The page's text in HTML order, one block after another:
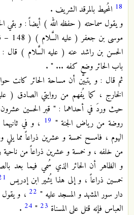
18 المُحيط بالمرقد الشريف .
و يقول سماحته ( حفظه الله ) أيضاً : و بقي
الحسن بن راشد عنه ( عليه السَّلام ) قال
باب الحائر وضع كفه ... " .
الخارج ، كما يُفهم من روايتي الصادق (
حيث وردَ في أحداهما : " قبر الحسين
روضة من رياض الجنة " 19 ، و في
اليوم ، فامسح خمسة و عشرين ذراعاً مما
من خلفه ، و خمسة و عشرين ذراعاً من ناحية
و الظاهر أن الحائر الذي سُمي فيما بعد
خمسين ذراعاً ، و إلى هذا يُشير ابن إدريس
دار سور المشهد و المسجد عليه " 22 ، و يقول
العباس فإنه قتل على المسناة 23
"
24
.